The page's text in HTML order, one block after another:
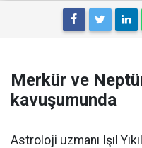
Merkür ve
kavuşumunda
Astroloji uzmanı Işıl